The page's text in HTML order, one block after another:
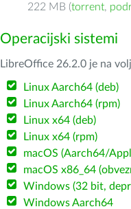
222 MB (torrent,
Operacijski sistemi
LibreOffice 26.2.0 je na
Linux Aarch64 (deb)
Linux Aarch64 (rpm)
Linux x64 (deb)
Linux x64 (rpm)
macOS (Aarch64/
macOS x86_64
Windows (32 bit,
Windows Aarch64